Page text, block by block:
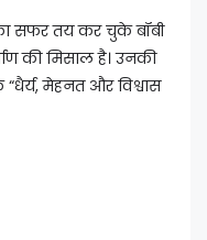
सफर तय कर चुके बॉबी
की मिसाल है। उनकी
मेहनत और विश्वास